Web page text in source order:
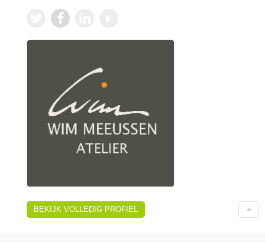
BEKIJK VOLLEDIG PROFIEL